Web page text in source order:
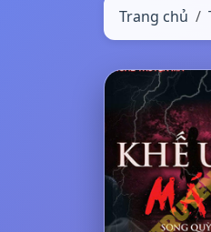
Trang chủ